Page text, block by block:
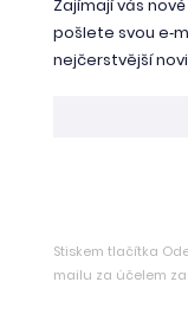
Zajímají vás
pošlete svou
nejčerstvější
Stiskem tlačítka
mailu za účelem